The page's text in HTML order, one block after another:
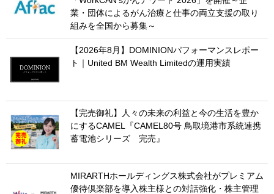
業・団体によるがん治療と仕事の両立支援の取り
組みを全国から募集～
【2026年8月】DOMINIONパフォーマンスレポー
ト｜United BM Wealth Limitedの運用実績
【完売御礼】人々の未来の利益と今の生活を豊か
にするCAMEL『CAMEL80号 鳥取境港市系統連携
蓄電池シリーズ 完売』
MIRARTHホールディングス株式会社がプレミアム
優待倶楽部を導入株主様との対話強化・株主管理